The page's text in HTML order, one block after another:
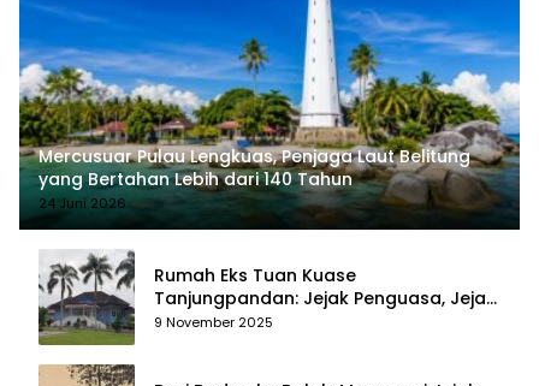
Mercusuar Pulau Lengkuas, Penjaga Laut Belitung
yang Bertahan Lebih dari 140 Tahun
24 Juni 2026
Rumah Eks Tuan Kuase
Tanjungpandan: Jejak Penguasa, Jejak
Kenangan
9 November 2025